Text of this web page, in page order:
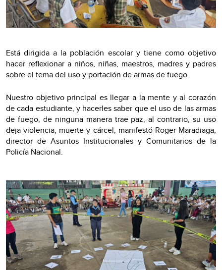
Está dirigida a la población escolar y tiene como objetivo
hacer reflexionar a niños, niñas, maestros, madres y padres
sobre el tema del uso y portación de armas de fuego.
Nuestro objetivo principal es llegar a la mente y al corazón
de cada estudiante, y hacerles saber que el uso de las armas
de fuego, de ninguna manera trae paz, al contrario, su uso
deja violencia, muerte y cárcel, manifestó Roger Maradiaga,
director de Asuntos Institucionales y Comunitarios de la
Policía Nacional.